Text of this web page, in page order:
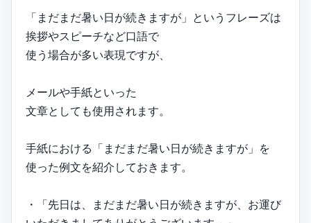
「まだまだ暑い日が続きますが」というフレーズは
挨拶やスピーチなど口語で
使う場合が多い表現ですが、
メールや手紙といった
文章としても使用されます。
手紙における「まだまだ暑い日が続きますが」を
使った例文を紹介しておきます。
・「先日は、まだまだ暑い日が続きますが、お運び